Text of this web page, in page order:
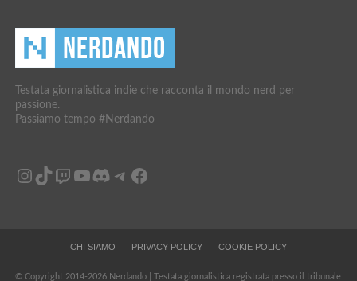
Testata giornalistica indie che racconta il mondo nerd per
passione.
Passiamo tempo #Nerdando
Instagram
TikTok
Twitch
YouTube
Discord
Telegram
Facebook
CHI SIAMO PRIVACY POLICY COOKIE POLICY
© Copyright 2014-2026 Nerdando | Testata giornalistica registrata presso il tribunale